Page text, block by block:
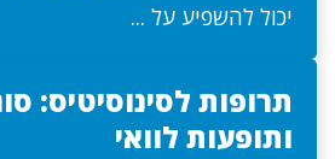
יכול להשפיע על ...
תרופות לסינוסיטיס:
ותופעות לוואי